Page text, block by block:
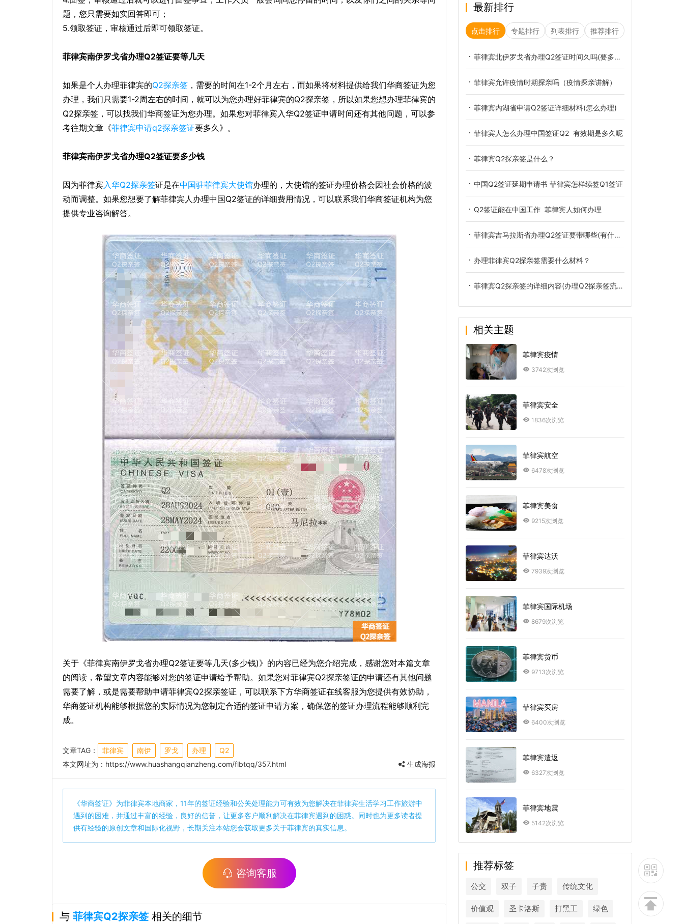
题，您只需要如实回答即可；
5.领取签证，审核通过后即可领取签证。
菲律宾南伊罗戈省办理Q2签证要等几天
如果是个人办理菲律宾的Q2探亲签 ，需要的时间在1-2个月左右，而如果将材料提供给我们华商签证为您
办理，我们只需要1-2周左右的时间，就可以为您办理好菲律宾的Q2探亲签，所以如果您想办理菲律宾的
Q2探亲签，可以找我们华商签证为您办理。如果您对菲律宾入华Q2签证申请时间还有其他问题，可以参
考往期文章《菲律宾申请q2探亲签证要多久》。
菲律宾南伊罗戈省办理Q2签证要多少钱
因为菲律宾入华Q2探亲签证是在中国驻菲律宾大使馆办理的，大使馆的签证办理价格会因社会价格的波
动而调整。如果您想要了解菲律宾人办理中国Q2签证的详细费用情况，可以联系我们华商签证机构为您
提供专业咨询解答。
关于《菲律宾南伊罗戈省办理Q2签证要等几天(多少钱)》的内容已经为您介绍完成，感谢您对本篇文章
的阅读，希望文章内容能够对您的签证申请给予帮助。如果您对菲律宾Q2探亲签证的申请还有其他问题
需要了解，或是需要帮助申请菲律宾Q2探亲签证，可以联系下方华商签证在线客服为您提供有效协助，
华商签证机构能够根据您的实际情况为您制定合适的签证申请方案，确保您的签证办理流程能够顺利完
成。
文章TAG： 菲律宾 南伊 罗戈 办理
Q2
本文网址为： https://www.huashangqianzheng.com/flbtqq/357.html 生成海报
《华商签证》为菲律宾本地商家，11年的签证经验和公关处理能力可有效为您解决在菲律宾生活学习工作旅游中
遇到的困难，并通过丰富的经验，良好的信誉，让更多客户顺利解决在菲律宾遇到的困惑。同时也为更多读者提
供有经验的原创文章和国际化视野，长期关注本站您会获取更多关于菲律宾的真实信息。
咨询客服
与 菲律宾Q2探亲签 相关的细节
最新排行
点击排行 专题排行 列表排行 推荐排行
菲律宾北伊罗戈省办理Q2签证时间久吗(要多少钱)
菲律宾允许疫情时期探亲吗（疫情探亲讲解）
菲律宾内湖省申请Q2签证详细材料(怎么办理)
菲律宾人怎么办理中国签证Q2 有效期是多久呢
菲律宾Q2探亲签是什么？
中国Q2签证延期申请书 菲律宾怎样续签Q1签证
Q2签证能在中国工作 菲律宾人如何办理
菲律宾吉马拉斯省办理Q2签证要带哪些(有什么流程)
办理菲律宾Q2探亲签需要什么材料？
菲律宾Q2探亲签的详细内容(办理Q2探亲签流程)
相关主题
菲律宾疫情
3742次浏览
菲律宾安全
1836次浏览
菲律宾航空
6478次浏览
菲律宾美食
9215次浏览
菲律宾达沃
7939次浏览
菲律宾国际机场
8679次浏览
菲律宾货币
9713次浏览
菲律宾买房
6400次浏览
菲律宾遣返
6327次浏览
菲律宾地震
5142次浏览
推荐标签
公交 双子 子贵 传统文化
价值观 圣卡洛斯 打黑工 绿色